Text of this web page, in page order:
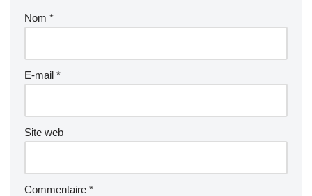
Nom *
E-mail *
Site web
Commentaire *